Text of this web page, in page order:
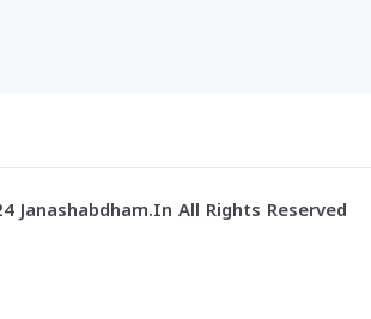
Janashabdham.in All Rights Reserved